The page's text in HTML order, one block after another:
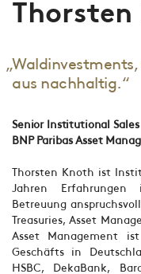
aus nachhaltig.“
Senior Institutional Sales
BNP Paribas Asset
Thorsten Knoth ist
Jahren
Betreuung
Treasuries, Asset
Asset Management
Geschäfts in
HSBC, DekaBank,